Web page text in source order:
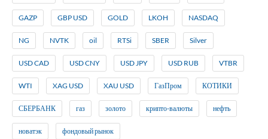
GAZP GBP USD GOLD LKOH NASDAQ
NG NVTK oil RTSi SBER Silver
USD CAD USD CNY USD JPY USD RUB VTBR
WTI XAG USD XAU USD ГазПром КОТИКИ
СБЕРБАНК газ золото крипто-валюты нефть
новатэк фондовый рынок